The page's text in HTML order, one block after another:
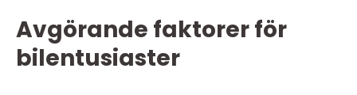
Avgörande faktorer för
bilentusiaster